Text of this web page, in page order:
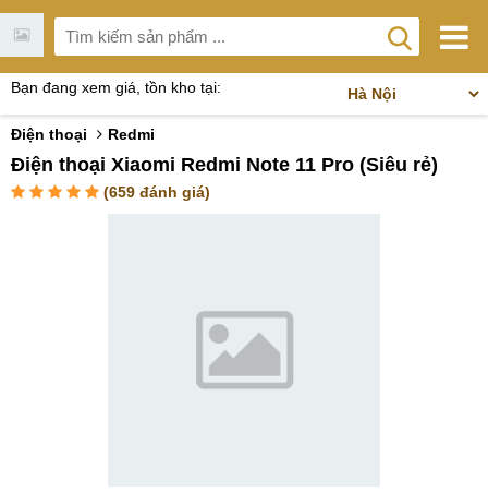
Bạn đang xem giá, tồn kho tại:
Điện thoại Redmi
Điện thoại Xiaomi Redmi Note 11 Pro (Siêu rẻ)
(659 đánh giá)